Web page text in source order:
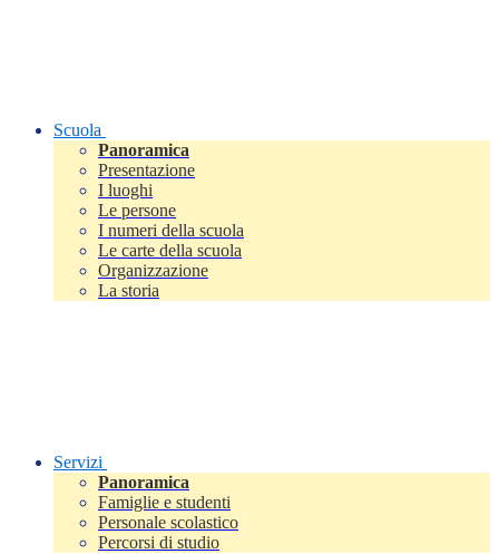
Scuola
Panoramica
Presentazione
I luoghi
Le persone
I numeri della scuola
Le carte della scuola
Organizzazione
La storia
Servizi
Panoramica
Famiglie e studenti
Personale scolastico
Percorsi di studio